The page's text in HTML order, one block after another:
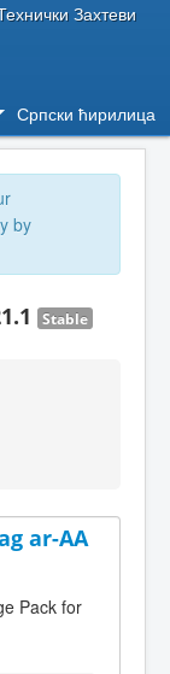
Захтеви
Српски ћирилица
by
Stable
ar-AA
Pack for